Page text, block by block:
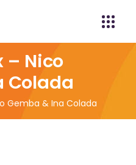
– Nico
Colada
Gemba & Ina Colada